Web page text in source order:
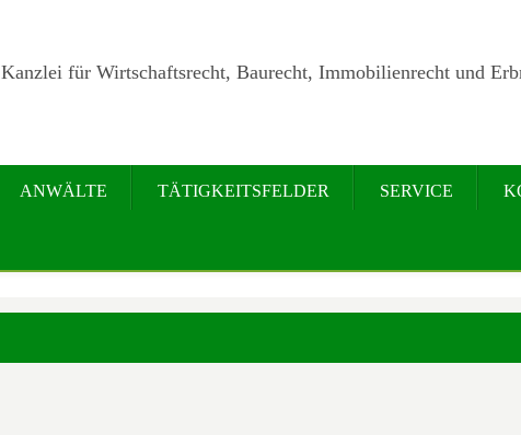
Kanzlei für Wirtschaftsrecht, Baurecht, Immobilienrecht und
ANWÄLTE TÄTIGKEITSFELDER SERVICE